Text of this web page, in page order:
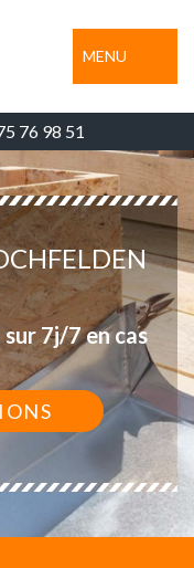
MENU
76 98 51
7j/7 en cas